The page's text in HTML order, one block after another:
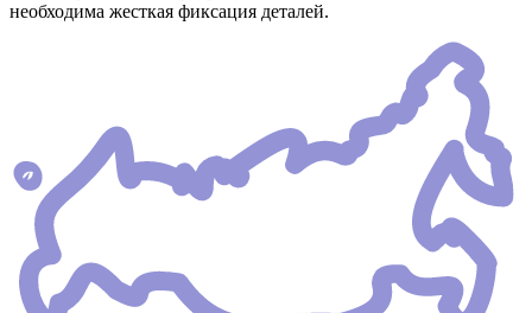
необходима жесткая фиксация деталей.